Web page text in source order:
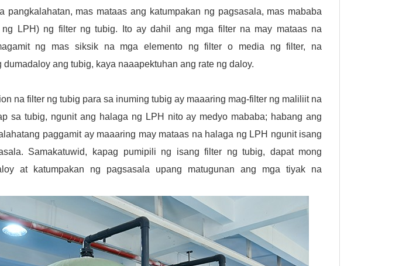
pangkalahatan, mas mataas ang katumpakan ng pagsasala, mas mababa
LPH) ng filter ng tubig. Ito ay dahil ang mga filter na may mataas na
ng mas siksik na mga elemento ng filter o media ng filter, na
ang tubig, kaya naaapektuhan ang rate ng daloy.
na filter ng tubig para sa inuming tubig ay maaaring mag-filter ng maliliit na
sa tubig, ngunit ang halaga ng LPH nito ay medyo mababa; habang ang
paggamit ay maaaring may mataas na halaga ng LPH ngunit isang
Samakatuwid, kapag pumipili ng isang filter ng tubig, dapat mong
at katumpakan ng pagsasala upang matugunan ang mga tiyak na